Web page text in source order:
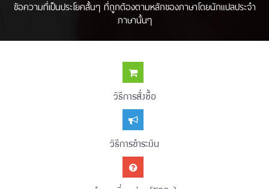
ข้อความที่เป็นประโยคสั้นๆ ที่ถูกต้องตามหลักของภาษาโดยนักแปลประจำ
ภาษานั้นๆ
วิธีการสั่งซื้อ
วิธีการชำระเงิน